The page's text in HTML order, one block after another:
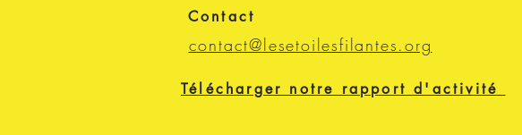
Contact
contact@lesetoilesfilantes.org
Télécharger notre rapport d'activité